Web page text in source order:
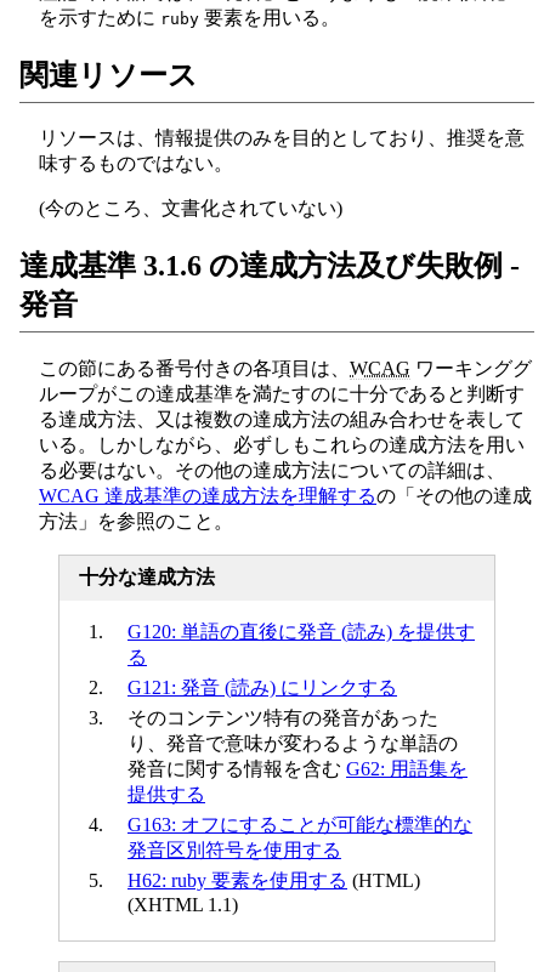
を示すために ruby 要素を用いる。
関連リソース
リソースは、情報提供のみを目的としており、推奨を意
味するものではない。
(今のところ、文書化されていない)
達成基準 3.1.6 の達成方法及び失敗例 -
発音
この節にある番号付きの各項目は、 WCAG ワーキンググ
ループがこの達成基準を満たすのに十分であると判断す
る達成方法、又は複数の達成方法の組み合わせを表して
いる。しかしながら、必ずしもこれらの達成方法を用い
る必要はない。その他の達成方法についての詳細は、
WCAG 達成基準の達成方法を理解するの「その他の達成
方法」を参照のこと。
十分な達成方法
G120: 単語の直後に発音 (読み) を提供す
る
G121: 発音 (読み) にリンクする
そのコンテンツ特有の発音があった
り、発音で意味が変わるような単語の
発音に関する情報を含む G62: 用語集を
提供する
G163: オフにすることが可能な標準的な
発音区別符号を使用する
H62: ruby 要素を使用する (HTML)
(XHTML 1.1)